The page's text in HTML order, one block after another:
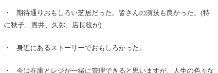
・ 期待通りおもしろい芝居だった。皆さんの演技も良かった。(特
に秋子、貫井、久弥、店長役が)
・ 身近にあるストーリーでおもしろかった。
・ 今は在庫とレジが一緒に管理できると思いますが、人生の色々な